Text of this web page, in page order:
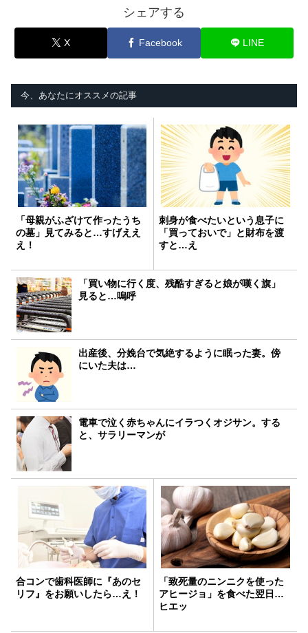
シェアする
X Facebook LINE
今、あなたにオススメの記事
「母親がふざけて作ったうち
の墓」見てみると…すげええ
え！
刺身が食べたいという息子に
「買っておいで」と財布を渡
すと…え
「買い物に行く度、残酷すぎると娘が嘆く旗」
見ると…嗚呼
出産後、分娩台で気絶するように眠った妻。傍
にいた夫は…
電車で泣く赤ちゃんにイラつくオジサン。する
と、サラリーマンが
合コンで歯科医師に『あのセ
リフ』をお願いしたら…え！
「致死量のニンニクを使った
アヒージョ」を食べた翌日…
ヒエッ